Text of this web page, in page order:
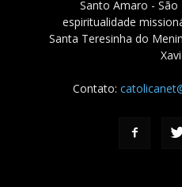
Santo Amaro - São
espiritualidade
Santa Teresinha do
Contato: